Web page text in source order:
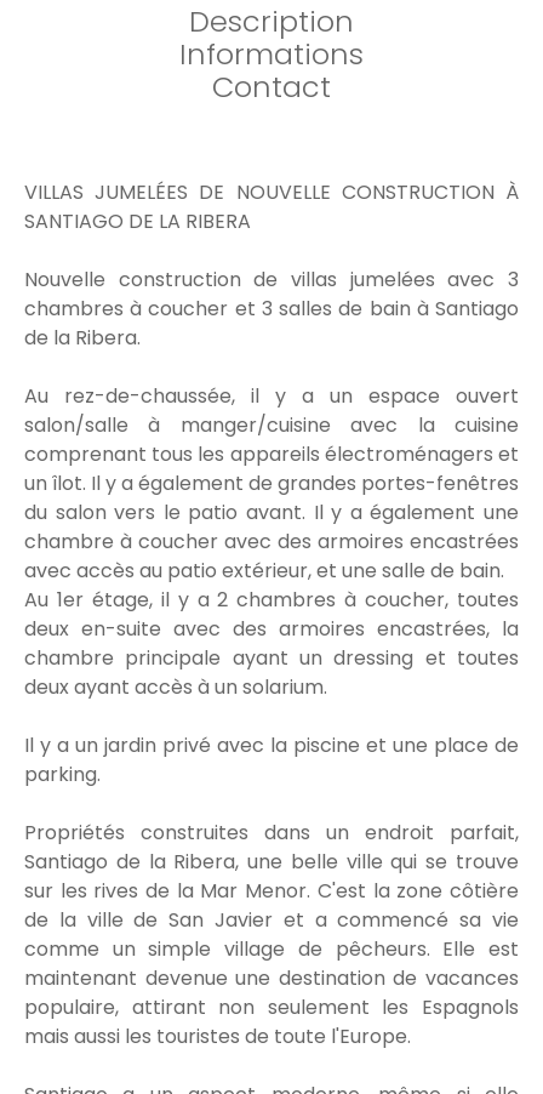
Description
Informations
Contact
VILLAS JUMELÉES DE NOUVELLE CONSTRUCTION À
SANTIAGO DE LA RIBERA
Nouvelle construction de villas jumelées avec 3
chambres à coucher et 3 salles de bain à Santiago
de la Ribera.
Au rez-de-chaussée, il y a un espace ouvert
salon/salle à manger/cuisine avec la cuisine
comprenant tous les appareils électroménagers et
un îlot. Il y a également de grandes portes-fenêtres
du salon vers le patio avant. Il y a également une
chambre à coucher avec des armoires encastrées
avec accès au patio extérieur, et une salle de bain.
Au 1er étage, il y a 2 chambres à coucher, toutes
deux en-suite avec des armoires encastrées, la
chambre principale ayant un dressing et toutes
deux ayant accès à un solarium.
Il y a un jardin privé avec la piscine et une place de
parking.
Propriétés construites dans un endroit parfait,
Santiago de la Ribera, une belle ville qui se trouve
sur les rives de la Mar Menor. C'est la zone côtière
de la ville de San Javier et a commencé sa vie
comme un simple village de pêcheurs. Elle est
maintenant devenue une destination de vacances
populaire, attirant non seulement les Espagnols
mais aussi les touristes de toute l'Europe.